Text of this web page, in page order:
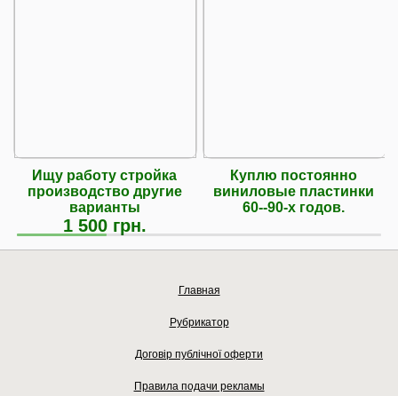
Ищу работу стройка
производство другие
варианты
1 500 грн.
Куплю постоянно
виниловые пластинки
60--90-х годов.
Главная
Рубрикатор
Договір публічної оферти
Правила подачи рекламы